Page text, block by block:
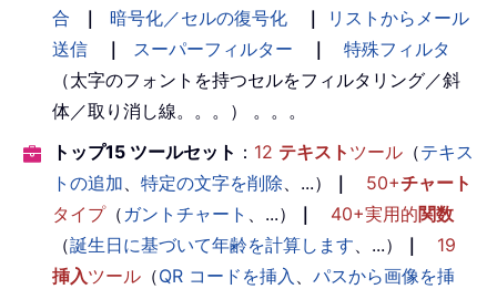
合
｜ 暗号化／セルの復号化 ｜
リストからメール
送信
｜ スーパーフィルター ｜
特殊フィルタ
（太字のフォントを持つセルをフィルタリング／斜
体／取り消し線。。。） 。。。
トップ15 ツールセット ： 12 テキスト ツール （テキス
トの追加、 特定の文字を削除、...） ｜ 50+チャート
タイプ（ ガントチャート 、...） ｜ 40+実用的関数
（誕生日に基づいて年齢を計算します、...） ｜
19
挿入ツール （QR コードを挿入 、 パスから画像を挿